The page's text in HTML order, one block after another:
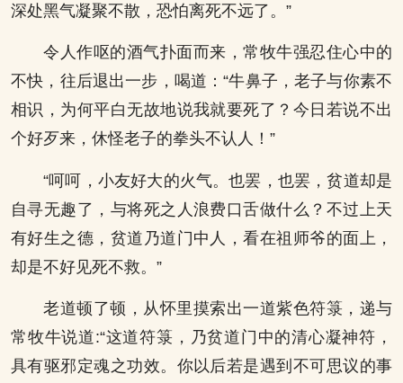
深处黑气凝聚不散，恐怕离死不远了。”
令人作呕的酒气扑面而来，常牧牛强忍住心中的
不快，往后退出一步，喝道：“牛鼻子，老子与你素不
相识，为何平白无故地说我就要死了？今日若说不出
个好歹来，休怪老子的拳头不认人！”
“呵呵，小友好大的火气。也罢，也罢，贫道却是
自寻无趣了，与将死之人浪费口舌做什么？不过上天
有好生之德，贫道乃道门中人，看在祖师爷的面上，
却是不好见死不救。”
老道顿了顿，从怀里摸索出一道紫色符箓，递与
常牧牛说道:“这道符箓，乃贫道门中的清心凝神符，
具有驱邪定魂之功效。你以后若是遇到不可思议的事